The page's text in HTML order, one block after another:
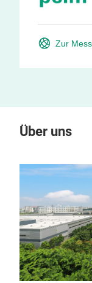
Zur
Über uns